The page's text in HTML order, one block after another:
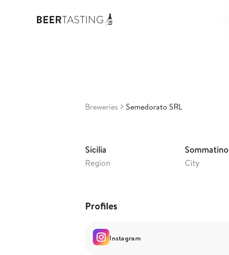
Breweries Semedorato SRL
Sicilia
Region
Sommatino
City
Profiles
Instagram